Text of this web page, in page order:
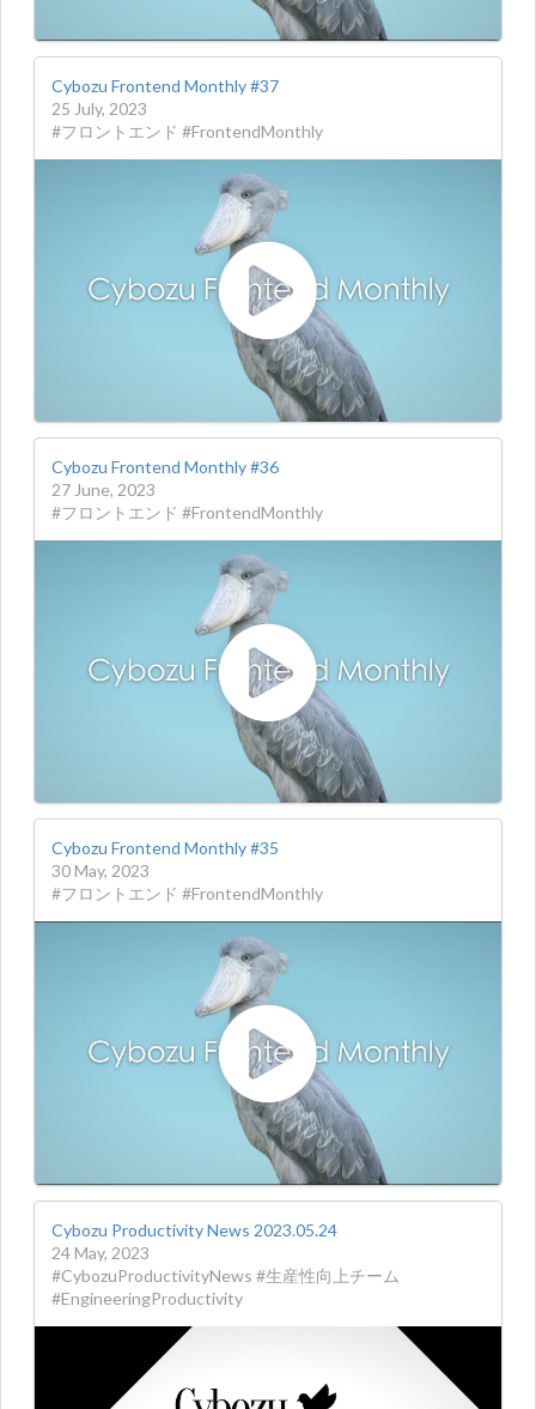
Cybozu Frontend Monthly #37
25 July, 2023
#フロントエンド #FrontendMonthly
Cybozu Frontend Monthly #36
27 June, 2023
#フロントエンド #FrontendMonthly
Cybozu Frontend Monthly #35
30 May, 2023
#フロントエンド #FrontendMonthly
Cybozu Productivity News 2023.05.24
24 May, 2023
#CybozuProductivityNews #生産性向上チーム
#EngineeringProductivity